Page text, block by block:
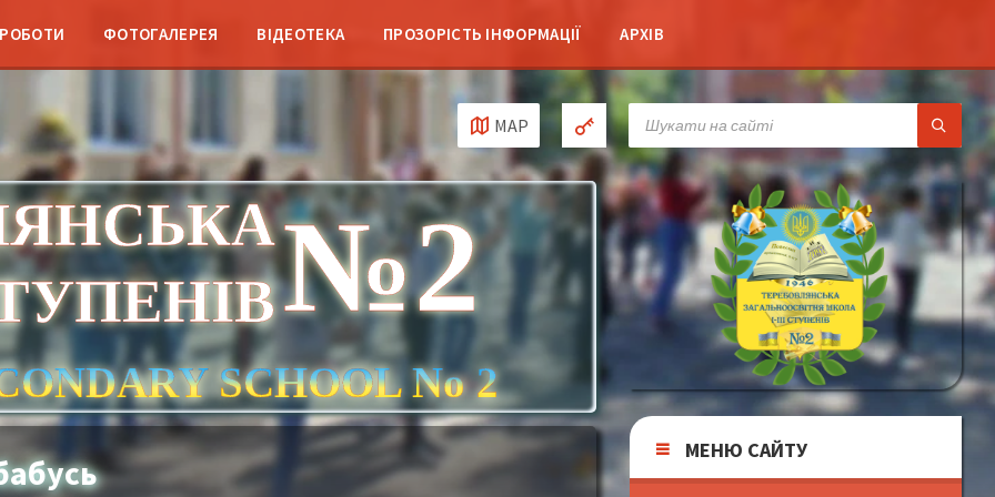
ФОТОГАЛЕРЕЯ ВІДЕОТЕКА ПРОЗОРІСТЬ ІНФОРМАЦІЇ АРХІВ
MAP
SEARCH:
№2
SCHOOL No 2
МЕНЮ САЙТУ